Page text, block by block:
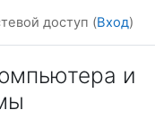
доступ (Вход)
и